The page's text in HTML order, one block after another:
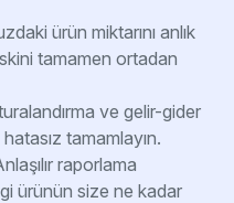
ürün miktarını anlık
tamamen ortadan
ve gelir-gider
tamamlayın.
raporlama
ürünün size ne kadar